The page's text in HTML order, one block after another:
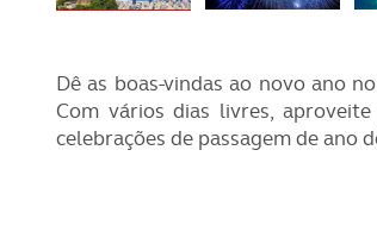
Dê as boas-vindas ao novo ano
Com vários dias livres,
celebrações de passagem de ano